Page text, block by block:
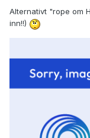
Alternativt "rope om
inn!!)